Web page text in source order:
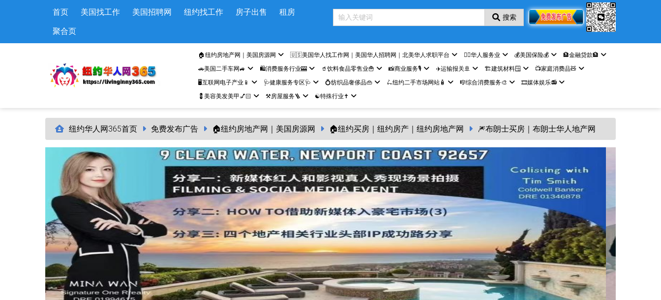
首页 美国找工作 美国招聘网 纽约找工作 房子出售 租房
聚合页
搜索
🏠纽约房地产网｜美国房源网 🇺🇸美国华人找工作网｜美国华人招聘网｜北美华人求职平台 🤵‍♀️华人服务业 💰美国保险💰
🏦金融贷款🏦
🚗美国二手车网🚙
🛍️消费服务行业🎰 🥤饮料食品零售业🍟 📸商业服务🎙️ ✈️运输报关🚢 🏗️建筑材料🪟
📺家庭消费品🧸
🖥️互联网电子产业📱
🩺健康服务专区🩺 💍纺织品奢侈品👜 🛴纽约二手市场网站🧴 🎼综合消费服务🎨
🎞️媒体娱乐📻
💈美容美发美甲💅🏻
⚒️房屋服务🪜 ☯️特殊行业✝️
纽约华人网365首页 免费发布广告 🏠纽约房地产网｜美国房源网 🏠纽约买房｜纽约房产｜纽约房地产网 🎆布朗士买房｜布朗士华人地产网